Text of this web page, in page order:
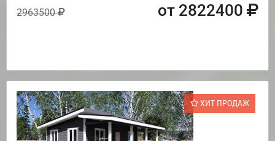
2963500 от 2822400
ХИТ ПРОДАЖ